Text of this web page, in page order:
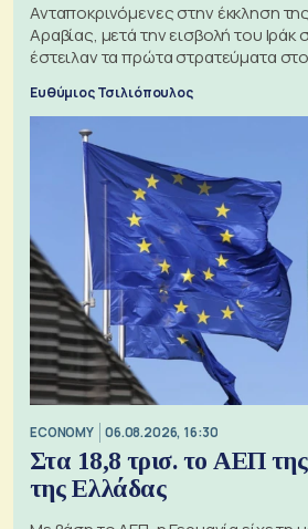
Ανταποκρινόμενες στην έκκληση
Αραβίας, μετά την εισβολή του Ιράκ
έστειλαν τα πρώτα στρατεύματα
Ευθύμιος Τσιλιόπουλος
ECONOMY 06.08.2026, 16:30
Στα 18,8 τρισ. το ΑΕΠ
της Ελλάδας